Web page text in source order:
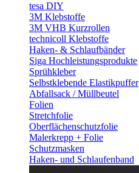
tesa DIY
3M Klebstoffe
3M VHB Kurzrollen
technicoll Klebstoffe
Haken- & Schlaufbänder
Siga Hochleistungsprodukte
Sprühkleber
Selbstklebende Elastikpuffer
Abfallsack / Müllbeutel
Folien
Stretchfolie
Oberflächenschutzfolie
Malerkrepp + Folie
Schutzmasken
Haken- und Schlaufenband